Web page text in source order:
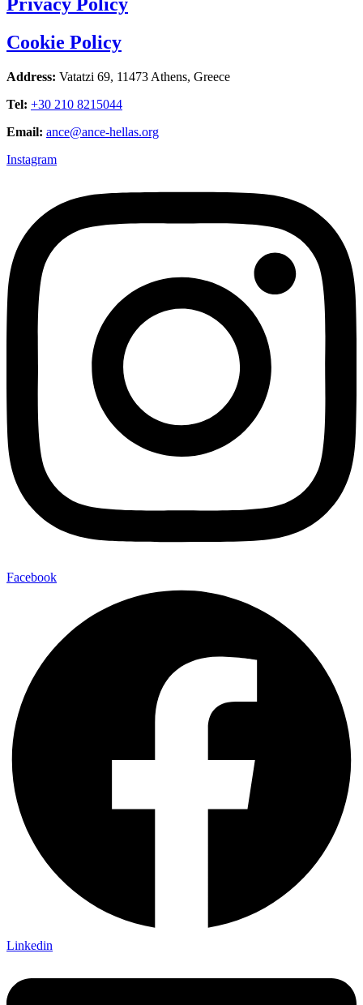
Cookie Policy
Address: Vatatzi 69, 11473 Athens, Greece
Tel: +30 210 8215044
Email: ance@ance-hellas.org
Instagram
Facebook
Linkedin